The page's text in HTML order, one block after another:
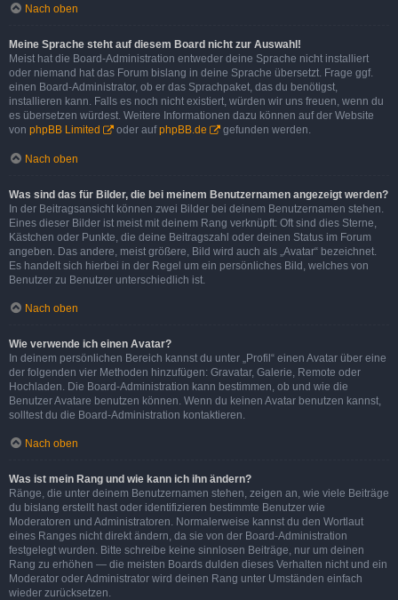
Nach oben
Meine Sprache steht auf diesem Board nicht zur Auswahl!
Meist hat die Board-Administration entweder deine Sprache nicht installiert
oder niemand hat das Forum bislang in deine Sprache übersetzt. Frage ggf.
einen Board-Administrator, ob er das Sprachpaket, das du benötigst,
installieren kann. Falls es noch nicht existiert, würden wir uns freuen, wenn du
es übersetzen würdest. Weitere Informationen dazu können auf der Website
von phpBB Limited oder aufphpBB.de gefunden werden.
Nach oben
Was sind das für Bilder, die bei meinem Benutzernamen angezeigt werden?
In der Beitragsansicht können zwei Bilder bei deinem Benutzernamen stehen.
Eines dieser Bilder ist meist mit deinem Rang verknüpft: Oft sind dies Sterne,
Kästchen oder Punkte, die deine Beitragszahl oder deinen Status im Forum
angeben. Das andere, meist größere, Bild wird auch als „Avatar“ bezeichnet.
Es handelt sich hierbei in der Regel um ein persönliches Bild, welches von
Benutzer zu Benutzer unterschiedlich ist.
Nach oben
Wie verwende ich einen Avatar?
In deinem persönlichen Bereich kannst du unter „Profil“ einen Avatar über eine
der folgenden vier Methoden hinzufügen: Gravatar, Galerie, Remote oder
Hochladen. Die Board-Administration kann bestimmen, ob und wie die
Benutzer Avatare benutzen können. Wenn du keinen Avatar benutzen kannst,
solltest du die Board-Administration kontaktieren.
Nach oben
Was ist mein Rang und wie kann ich ihn ändern?
Ränge, die unter deinem Benutzernamen stehen, zeigen an, wie viele Beiträge
du bislang erstellt hast oder identifizieren bestimmte Benutzer wie
Moderatoren und Administratoren. Normalerweise kannst du den Wortlaut
eines Ranges nicht direkt ändern, da sie von der Board-Administration
festgelegt wurden. Bitte schreibe keine sinnlosen Beiträge, nur um deinen
Rang zu erhöhen — die meisten Boards dulden dieses Verhalten nicht und ein
Moderator oder Administrator wird deinen Rang unter Umständen einfach
wieder zurücksetzen.